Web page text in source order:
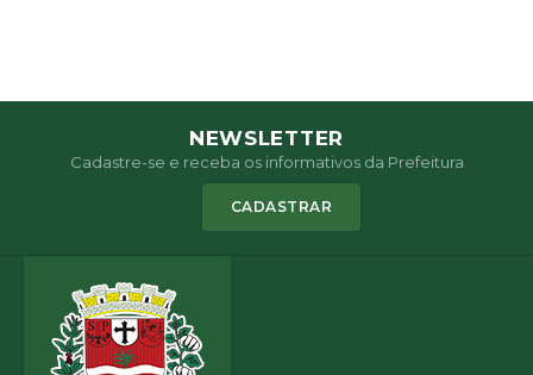
NEWSLETTER
Cadastre-se e receba os informativos da Prefeitura
CADASTRAR